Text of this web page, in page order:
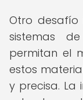
Otro desafío
sistemas
permitan el
estos
y precisa. La